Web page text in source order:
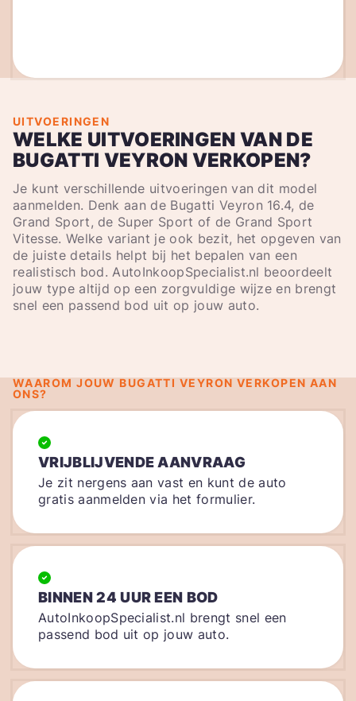
UITVOERINGEN
WELKE UITVOERINGEN VAN DE
BUGATTI VEYRON VERKOPEN?
Je kunt verschillende uitvoeringen van dit model
aanmelden. Denk aan de Bugatti Veyron 16.4, de
Grand Sport, de Super Sport of de Grand Sport
Vitesse. Welke variant je ook bezit, het opgeven van
de juiste details helpt bij het bepalen van een
realistisch bod. AutoInkoopSpecialist.nl beoordeelt
jouw type altijd op een zorgvuldige wijze en brengt
snel een passend bod uit op jouw auto.
WAAROM JOUW BUGATTI VEYRON VERKOPEN AAN
ONS?
VRIJBLIJVENDE AANVRAAG
Je zit nergens aan vast en kunt de auto
gratis aanmelden via het formulier.
BINNEN 24 UUR EEN BOD
AutoInkoopSpecialist.nl brengt snel een
passend bod uit op jouw auto.